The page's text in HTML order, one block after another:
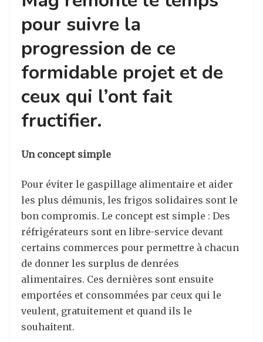
pour suivre la
progression de ce
formidable projet et de
ceux qui l’ont fait
fructifier.
Un concept simple
Pour éviter le gaspillage alimentaire et aider
les plus démunis, les frigos solidaires sont le
bon compromis. Le concept est simple : Des
réfrigérateurs sont en libre-service devant
certains commerces pour permettre à chacun
de donner les surplus de denrées
alimentaires. Ces dernières sont ensuite
emportées et consommées par ceux qui le
veulent, gratuitement et quand ils le
souhaitent.